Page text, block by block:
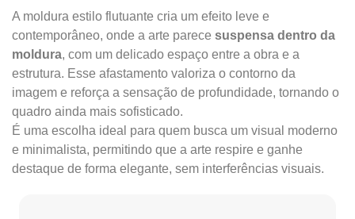
A moldura estilo flutuante cria um efeito leve e
contemporâneo, onde a arte parece suspensa dentro da
moldura, com um delicado espaço entre a obra e a
estrutura. Esse afastamento valoriza o contorno da
imagem e reforça a sensação de profundidade, tornando o
quadro ainda mais sofisticado.
É uma escolha ideal para quem busca um visual moderno
e minimalista, permitindo que a arte respire e ganhe
destaque de forma elegante, sem interferências visuais.